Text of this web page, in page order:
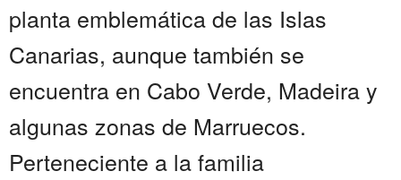
planta emblemática de las Islas
Canarias, aunque también se
encuentra en Cabo Verde, Madeira y
algunas zonas de Marruecos.
Perteneciente a la familia